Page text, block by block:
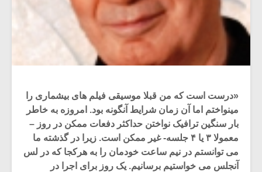
«درست است که من قبلا موسیقی فیلم های بیشماری را
مینواختم اما آن زمان شرایط آنگونه بود. امروزه به خاطر
بار سنگین ترافیک نواختن حداکثر دفعات ممکن در روز –
معمولا ۳ یا ۴ جلسه- غیر ممکن است. زیرا در گذشته ما
می توانستم در نیم ساعت خودمان را به هرکجا که در لس
آنجلس می خواستیم برسانیم. یک روز برای اجرا در